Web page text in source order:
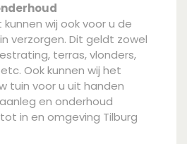
wij ook voor u de
verzorgen. Dit geldt zowel
terras, vlonders,
Ook kunnen wij het
tuin voor u uit handen
en onderhoud
in en omgeving Tilburg